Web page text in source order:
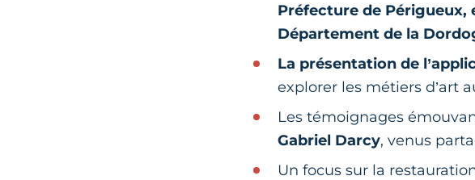
Préfecture de Périgueux,
Département de la
La présentation de
explorer les métiers d’art
Les témoignages
Gabriel Darcy, venus
Un focus sur la